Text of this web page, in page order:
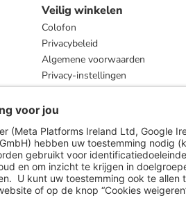
Veilig winkelen
Colofon
Privacybeleid
Algemene voorwaarden
Privacy-instellingen
Compliance